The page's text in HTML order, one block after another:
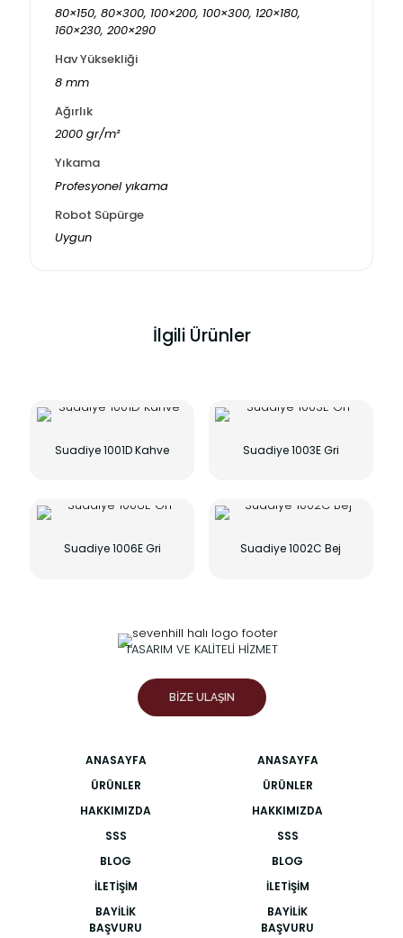
80×150, 80×300, 100×200, 100×300, 120×180,
160×230, 200×290
Hav Yüksekliği
8 mm
Ağırlık
2000 gr/m²
Yıkama
Profesyonel yıkama
Robot Süpürge
Uygun
İlgili Ürünler
Suadiye 1001D Kahve Suadiye 1003E Gri
Suadiye 1006E Gri Suadiye 1002C Bej
TASARIM VE KALİTELİ HİZMET
BİZE ULAŞIN
ANASAYFA
ÜRÜNLER
HAKKIMIZDA
SSS
BLOG
İLETIŞIM
BAYILIK
BAŞVURU
ANASAYFA
ÜRÜNLER
HAKKIMIZDA
SSS
BLOG
İLETIŞIM
BAYILIK
BAŞVURU